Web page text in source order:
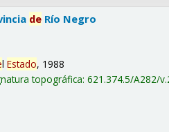
de Río Negro
lEstado, 1988
topográfica:621.374.5/A282/